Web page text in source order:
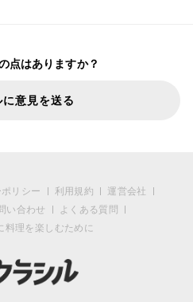
点はありますか？
に意見を送る
リシー 利用規約
運営会社
い合わせ
よくある質問
料理を楽しむために